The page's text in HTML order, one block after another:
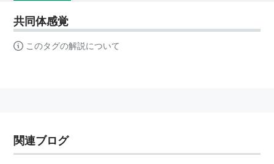
共同体感覚
このタグの解説について
関連ブログ